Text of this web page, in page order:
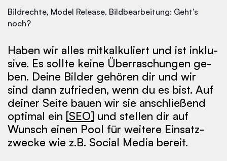
Bildrechte, Model Release, Bildbearbeitung: Geht’s
noch?
Ha­ben wir al­les mit­kal­ku­liert und ist in­klu­
sive. Es soll­te kei­ne Über­ra­schun­gen ge­
ben. Dei­ne Bil­der ge­hö­ren dir und wir
sind dann zu­frie­den, wenn du es bist. Auf
dei­ner Sei­te bau­en wir sie an­schlie­ßend
op­ti­mal ein [SEO] und stel­len dir auf
Wunsch ei­nen Pool für wei­te­re Ein­satz­
zwe­cke wie z.B. So­ci­al Me­dia be­reit.